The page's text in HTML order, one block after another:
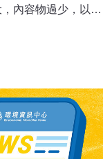
內容物過少，以致